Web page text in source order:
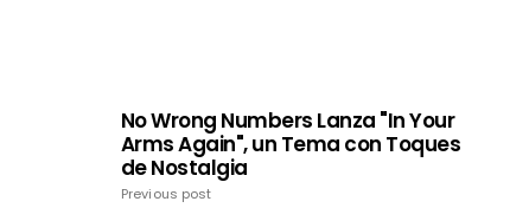
No Wrong Numbers Lanza "In Your
Arms Again", un Tema con Toques
de Nostalgia
Previous post